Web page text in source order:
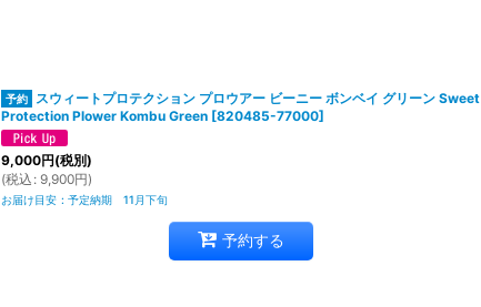
スウィートプロテクション プロウアー ビーニー ボンベイ グリーン Sweet
Protection Plower Kombu Green [820485-77000]
9,000円(税別)
(税込 : 9,900円)
お届け目安 : 予定納期 11月下旬
予約する